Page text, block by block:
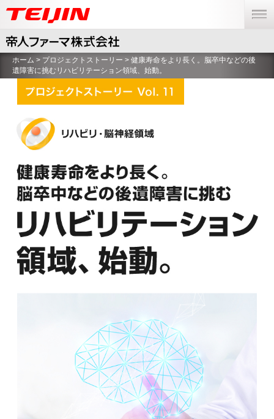
ホーム > プロジェクトストーリー > 健康寿命をより長く。脳卒中などの後
遺障害に挑むリハビリテーション領域、始動。